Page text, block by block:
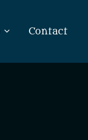
Contact